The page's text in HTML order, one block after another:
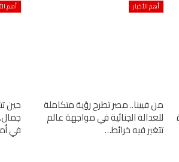
أهم الأخبار
من فيينا.. مصر تطرح رؤية متكاملة
للعدالة الجنائية في مواجهة عالم
تتغير فيه خرائط…
أهم
حين
في